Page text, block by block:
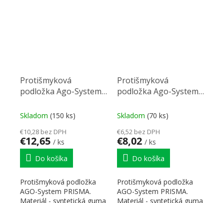
Protišmyková
podložka Ago-System
antracit 781x474mm
Skladom (150 ks)
€10,28 bez DPH
€12,65 / ks
Do košíka
Protišmyková podložka
AGO-System PRISMA.
Materiál - syntetická guma
Protišmyková
podložka Ago-System
strieborná 481x474mm
Skladom (70 ks)
€6,52 bez DPH
€8,02 / ks
Do košíka
Protišmyková podložka
AGO-System PRISMA.
Materiál - syntetická guma